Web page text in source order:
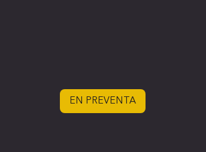
EN PREVENTA